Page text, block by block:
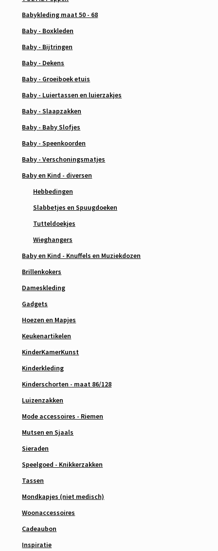
Babykleding maat 50 - 68
Baby - Boxkleden
Baby - Bijtringen
Baby - Dekens
Baby - Groeiboek etuis
Baby - Luiertassen en luierzakjes
Baby - Slaapzakken
Baby - Baby Slofjes
Baby - Speenkoorden
Baby - Verschoningsmatjes
Baby en Kind - diversen
Hebbedingen
Slabbetjes en Spuugdoeken
Tutteldoekjes
Wieghangers
Baby en Kind - Knuffels en Muziekdozen
Brillenkokers
Dameskleding
Gadgets
Hoezen en Mapjes
Keukenartikelen
KinderKamerKunst
Kinderkleding
Kinderschorten - maat 86/128
Luizenzakken
Mode accessoires - Riemen
Mutsen en Sjaals
Sieraden
Speelgoed - Knikkerzakken
Tassen
Mondkapjes (niet medisch)
Woonaccessoires
Cadeaubon
Inspiratie